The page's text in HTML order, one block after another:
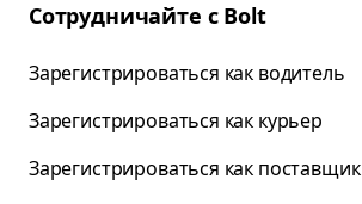
Сотрудничайте с Bolt
Зарегистрироваться как водитель
Зарегистрироваться как курьер
Зарегистрироваться как поставщик